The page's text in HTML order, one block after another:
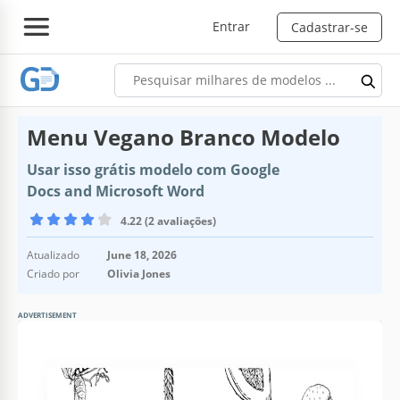
Entrar Cadastrar-se
Menu Vegano Branco Modelo
Usar isso grátis modelo com Google
Docs and Microsoft Word
4.22 (2 avaliações)
Atualizado
June 18, 2026
Criado por
Olivia Jones
ADVERTISEMENT